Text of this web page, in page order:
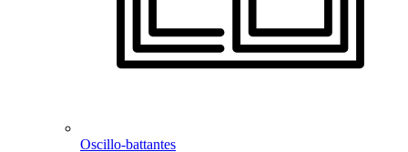
Oscillo-battantes